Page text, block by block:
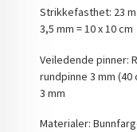
Strikkefasthet: 23
3,5 mm = 10 x 10 cm
Veiledende pinner:
rundpinne 3 mm
3 mm
Materialer: